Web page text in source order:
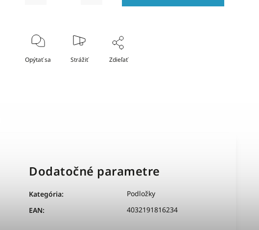
Opýtať sa Strážiť Zdieľať
Dodatočné parametre
Kategória:
Podložky
EAN: 4032191816234